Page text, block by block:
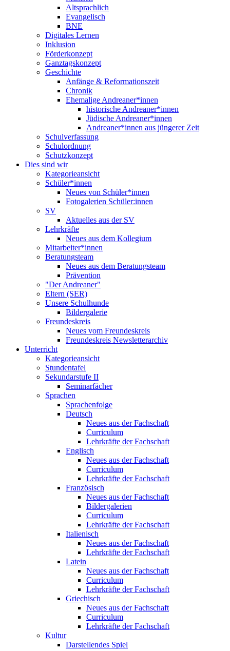
Altsprachlich
Evangelisch
BNE
Digitales Lernen
Inklusion
Förderkonzept
Ganztagskonzept
Geschichte
Anfänge & Reformationszeit
Chronik
Ehemalige Andreaner*innen
historische Andreaner*innen
Jüdische Andreaner*innen
Andreaner*innen aus jüngerer Zeit
Schulverfassung
Schulordnung
Schutzkonzept
Dies sind wir
Kategorieansicht
Schüler*innen
Neues von Schüler*innen
Fotogalerien Schüler:innen
SV
Aktuelles aus der SV
Lehrkräfte
Neues aus dem Kollegium
Mitarbeiter*innen
Beratungsteam
Neues aus dem Beratungsteam
Prävention
"Der Andreaner"
Eltern (SER)
Unsere Schulhunde
Bildergalerie
Freundeskreis
Neues vom Freundeskreis
Freundeskreis Newsletterarchiv
Unterricht
Kategorieansicht
Stundentafel
Sekundarstufe II
Seminarfächer
Sprachen
Sprachenfolge
Deutsch
Neues aus der Fachschaft
Curriculum
Lehrkräfte der Fachschaft
Englisch
Neues aus der Fachschaft
Curriculum
Lehrkräfte der Fachschaft
Französisch
Neues aus der Fachschaft
Bildergalerien
Curriculum
Lehrkräfte der Fachschaft
Italienisch
Neues aus der Fachschaft
Lehrkräfte der Fachschaft
Latein
Neues aus der Fachschaft
Curriculum
Lehrkräfte der Fachschaft
Griechisch
Neues aus der Fachschaft
Curriculum
Lehrkräfte der Fachschaft
Kultur
Darstellendes Spiel